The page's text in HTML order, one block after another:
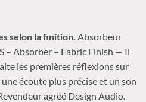
selon la finition. Absorbeur
– Absorber – Fabric Finish — Il
les premières réflexions sur
écoute plus précise et un son
agréé Design Audio.